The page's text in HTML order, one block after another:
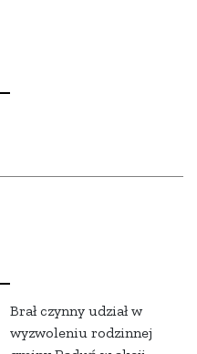
Brał czynny udział w
wyzwoleniu rodzinnej